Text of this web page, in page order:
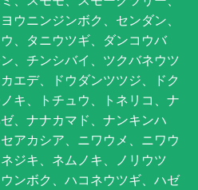
ウニンジンボク、センダン、
、タニウツギ、ダンコウバ
、チンシバイ、ツクバネウツ
エデ、ドウダンツツジ、ドク
キ、トチュウ、トネリコ、ナ
、ナナカマド、ナンキンハ
アカシア、ニワウメ、ニワウ
ジキ、ネムノキ、ノリウツ
ンボク、ハコネウツギ、ハゼ